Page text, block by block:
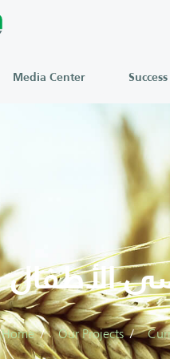
Media Center
الأطفال
Home Our Projects